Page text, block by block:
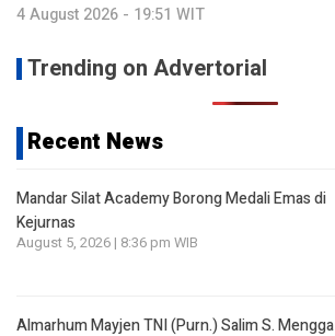
4 August 2026 - 19:51 WIT
Trending on Advertorial
Recent News
Mandar Silat Academy Borong Medali Emas di
Kejurnas
August 5, 2026 | 8:36 pm WIB
Almarhum Mayjen TNI (Purn.) Salim S. Mengga